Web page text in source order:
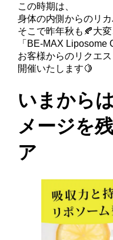
この時期は、
身体の内側からのリ
そこで昨年秋も🍂大
「BE-MAX Liposome
お客様からのリクエ
開催いたします🍋
いまから
メージを
ア